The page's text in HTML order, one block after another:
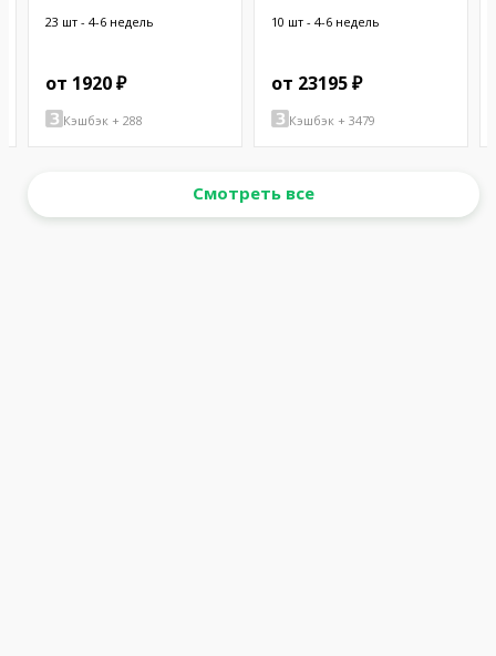
23 шт - 4-6 недель
от 1920 ₽
Кэшбэк + 288
10 шт - 4-6 недель
от 23195 ₽
Кэшбэк + 3479
Смотреть все